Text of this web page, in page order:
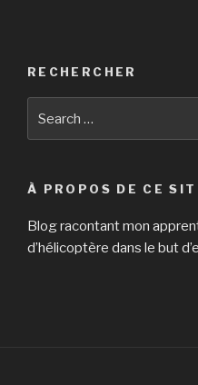
RECHERCHER
À PROPOS DE CE
Blog racontant mon
d’hélicoptère dans le but